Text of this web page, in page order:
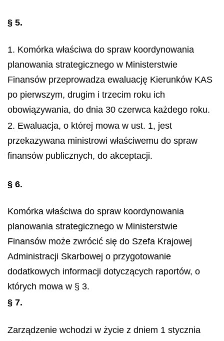
§ 5.
1. Komórka właściwa do spraw koordynowania
planowania strategicznego w Ministerstwie
Finansów przeprowadza ewaluację Kierunków KAS
po pierwszym, drugim i trzecim roku ich
obowiązywania, do dnia 30 czerwca każdego roku.
2. Ewaluacja, o której mowa w ust. 1, jest
przekazywana ministrowi właściwemu do spraw
finansów publicznych, do akceptacji.
§ 6.
Komórka właściwa do spraw koordynowania
planowania strategicznego w Ministerstwie
Finansów może zwrócić się do Szefa Krajowej
Administracji Skarbowej o przygotowanie
dodatkowych informacji dotyczących raportów, o
których mowa w § 3.
§ 7.
Zarządzenie wchodzi w życie z dniem 1 stycznia